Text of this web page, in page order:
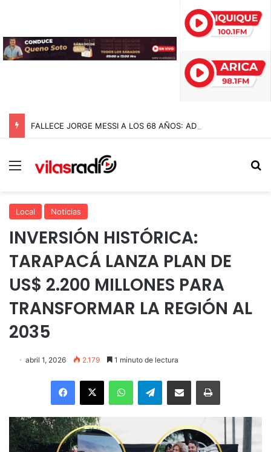
Menú
Local Noticias
INVERSIÓN HISTÓRICA:
TARAPACÁ LANZA PLAN DE
US$ 2.200 MILLONES PARA
TRANSFORMAR LA REGIÓN AL
2035
abril 1, 2026 2.179 1 minuto de lectura
Facebook
X WhatsAppTelegramEnviar vía email Imprimir